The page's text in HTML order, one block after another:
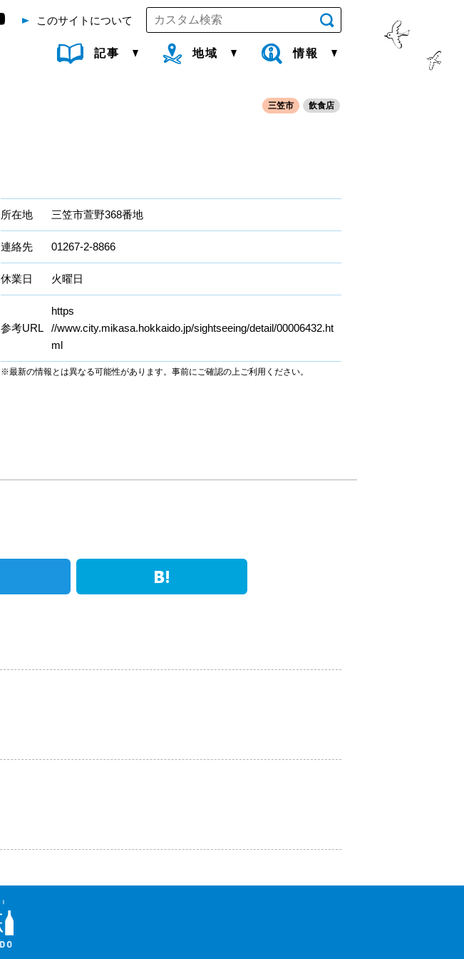
このサイトについて
記事 地域 情報
三笠市 飲食店
所在地 三笠市萱野368番地
連絡先 01267-2-8866
休業日 火曜日
参考URL
https
//www.city.mikasa.hokkaido.jp/sightseeing/detail/00006432.ht
ml
※最新の情報とは異なる可能性があります。事前にご確認の上ご利用ください。